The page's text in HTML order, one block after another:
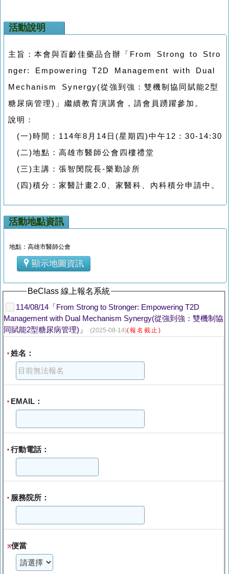
活動說明
主旨：本會與百齡佳藥品合辦「From Strong to Stro
nger: Empowering T2D Management with Dual
Mechanism Synergy(從強到強：雙機制協同賦能2型
糖尿病管理) 」 繼續教育演講會，請會員踴躍參加。
說明：
(一)時間：114年8月14日(星期四)中午12：30-14:30
(二)地點：高雄市醫師公會四樓禮堂
(三)主講：張智閔院長-樂勤診所
(四)積分：家醫計畫2.0、家醫科、內科積分申請中。
活動地點資訊
地點：高雄市醫師公會
顯示地圖資訊
BeClass 線上報名系統
114/08/14「From Strong to Stronger: Empowering T2D
Management with Dual Mechanism Synergy(從強到強：雙機制協
同賦能2型糖尿病管理)」
(2025-08-14)(報名截止)
* 姓名：
* EMAIL：
* 行動電話：
* 服務院所：
※便當